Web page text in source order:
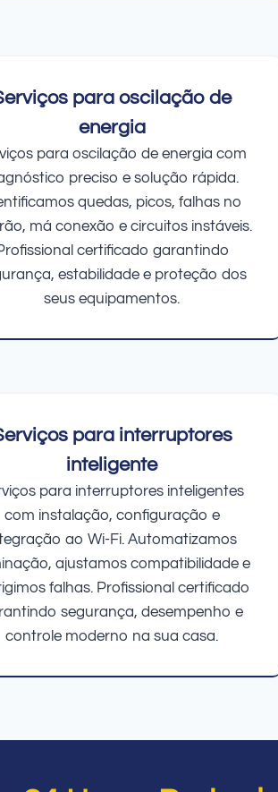
para oscilação de
energia
para oscilação de energia com
preciso e solução rápida.
quedas, picos, falhas no
má conexão e circuitos instáveis.
certificado garantindo
estabilidade e proteção dos
seus equipamentos.
para interruptores
inteligente
para interruptores inteligentes
com instalação, configuração e
ao Wi-Fi. Automatizamos
ajustamos compatibilidade e
falhas. Profissional certificado
segurança, desempenho e
controle moderno na sua casa.